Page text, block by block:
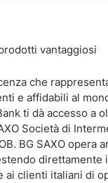
vantaggiosi
che
e affidabili al
ti dà accesso a
Società di
BG SAXO
clienti italiani di